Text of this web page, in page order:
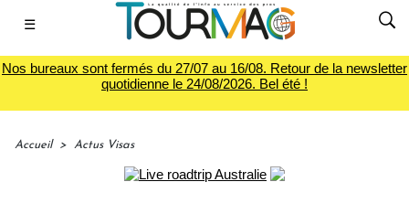
☰
Nos bureaux sont fermés du 27/07 au 16/08. Retour de la newsletter
quotidienne le 24/08/2026. Bel été !
Accueil > Actus Visas